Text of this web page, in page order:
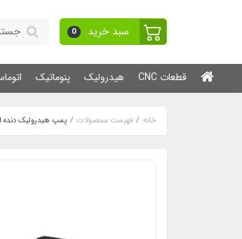
سبد خرید 0
قطعات CNC هیدرولیک پنوماتیک
خانه فهرست محصولات پمپ هیدرولیک دنده